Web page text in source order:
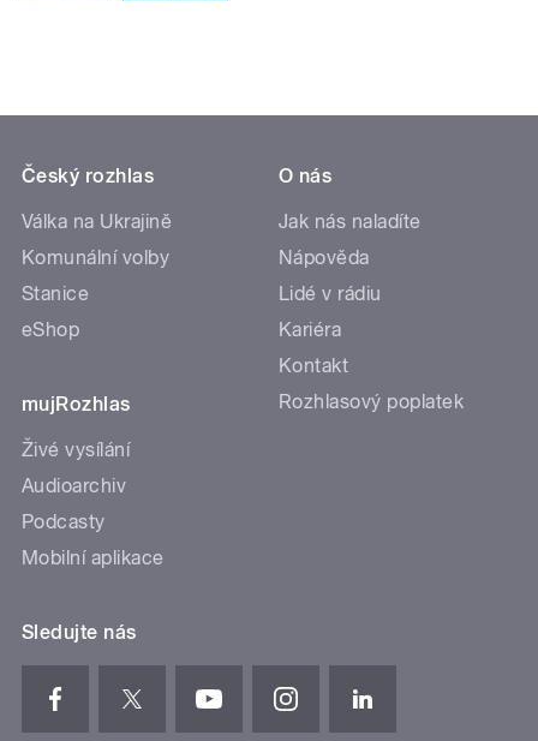
Český rozhlas
Válka na Ukrajině
Komunální volby
Stanice
eShop
mujRozhlas
Živé vysílání
Audioarchiv
Podcasty
Mobilní aplikace
O nás
Jak nás naladíte
Nápověda
Lidé v rádiu
Kariéra
Kontakt
Rozhlasový poplatek
Sledujte nás